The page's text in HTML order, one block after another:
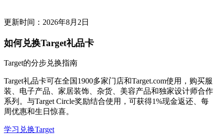
更新时间： 2026年8月2日
如何兑换Target礼品卡
Target的分步兑换指南
Target礼品卡可在全国1900多家门店和Target.com使用，购买服
装、电子产品、家居装饰、杂货、美容产品和独家设计师合作
系列。与Target Circle奖励结合使用，可获得1%现金返还、每
周优惠和生日惊喜。
学习兑换Target